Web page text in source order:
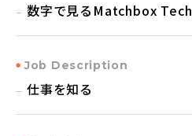
数字で見るMatchbox
Job Description
仕事を知る